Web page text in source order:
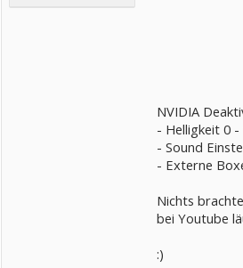
NVIDIA
- Helligkeit 0 -
- Sound
- Externe
Nichts
bei Youtube
:)